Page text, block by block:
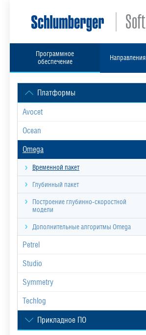
Программное
обеспечение
Направления
Платформы
Avocet
Ocean
Omega
Временной пакет
Глубинный пакет
Построение глубинно-скоростной
модели
Дополнительные алгоритмы Omega
Petrel
Studio
Symmetry
Techlog
Прикладное ПО